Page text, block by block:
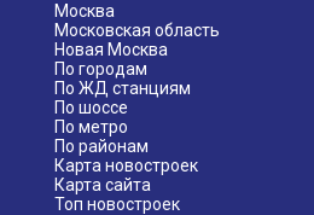
Москва
Московская область
Новая Москва
По городам
По ЖД станциям
По шоссе
По метро
По районам
Карта новостроек
Карта сайта
Топ новостроек